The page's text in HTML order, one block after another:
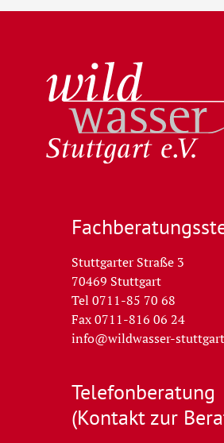
Stuttgarter Straße 3
70469 Stuttgart
Tel 0711-85 70 68
Fax 0711-816 06 24
info@wildwasser-
Telefon­beratung
(Kontakt zur